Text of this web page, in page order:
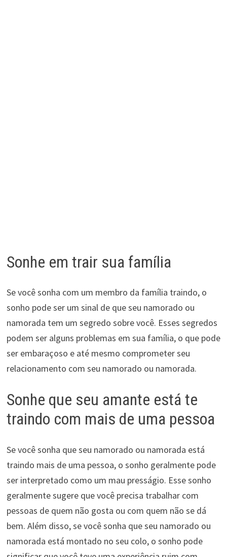
Sonhe em trair sua família
Se você sonha com um membro da família traindo, o
sonho pode ser um sinal de que seu namorado ou
namorada tem um segredo sobre você. Esses segredos
podem ser alguns problemas em sua família, o que pode
ser embaraçoso e até mesmo comprometer seu
relacionamento com seu namorado ou namorada.
Sonhe que seu amante está te
traindo com mais de uma pessoa
Se você sonha que seu namorado ou namorada está
traindo mais de uma pessoa, o sonho geralmente pode
ser interpretado como um mau presságio. Esse sonho
geralmente sugere que você precisa trabalhar com
pessoas de quem não gosta ou com quem não se dá
bem. Além disso, se você sonha que seu namorado ou
namorada está montado no seu colo, o sonho pode